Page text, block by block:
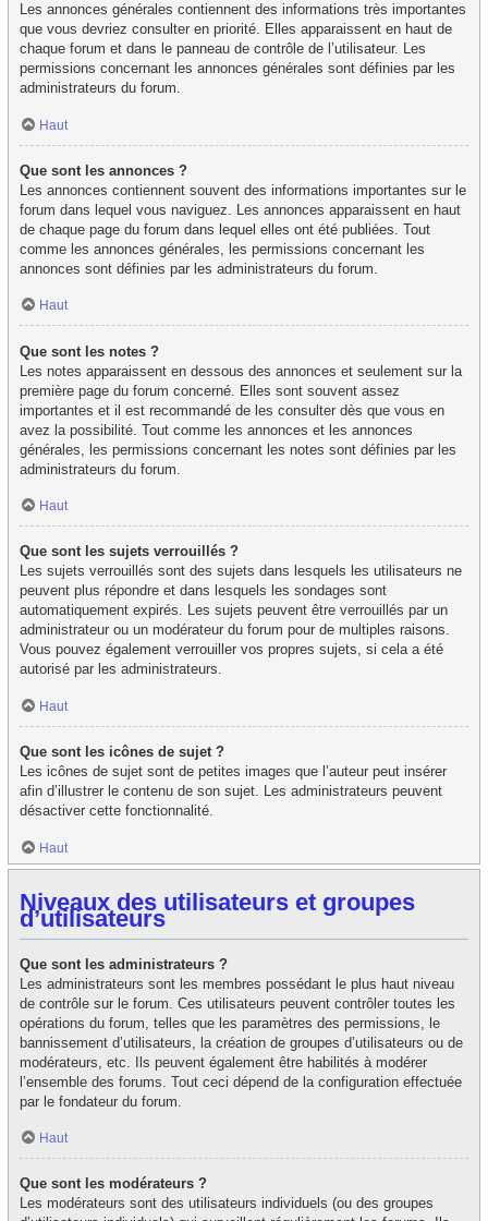
Les annonces générales contiennent des informations très importantes
que vous devriez consulter en priorité. Elles apparaissent en haut de
chaque forum et dans le panneau de contrôle de l’utilisateur. Les
permissions concernant les annonces générales sont définies par les
administrateurs du forum.
Haut
Que sont les annonces ?
Les annonces contiennent souvent des informations importantes sur le
forum dans lequel vous naviguez. Les annonces apparaissent en haut
de chaque page du forum dans lequel elles ont été publiées. Tout
comme les annonces générales, les permissions concernant les
annonces sont définies par les administrateurs du forum.
Haut
Que sont les notes ?
Les notes apparaissent en dessous des annonces et seulement sur la
première page du forum concerné. Elles sont souvent assez
importantes et il est recommandé de les consulter dès que vous en
avez la possibilité. Tout comme les annonces et les annonces
générales, les permissions concernant les notes sont définies par les
administrateurs du forum.
Haut
Que sont les sujets verrouillés ?
Les sujets verrouillés sont des sujets dans lesquels les utilisateurs ne
peuvent plus répondre et dans lesquels les sondages sont
automatiquement expirés. Les sujets peuvent être verrouillés par un
administrateur ou un modérateur du forum pour de multiples raisons.
Vous pouvez également verrouiller vos propres sujets, si cela a été
autorisé par les administrateurs.
Haut
Que sont les icônes de sujet ?
Les icônes de sujet sont de petites images que l’auteur peut insérer
afin d’illustrer le contenu de son sujet. Les administrateurs peuvent
désactiver cette fonctionnalité.
Haut
Niveaux des utilisateurs et groupes
d’utilisateurs
Que sont les administrateurs ?
Les administrateurs sont les membres possédant le plus haut niveau
de contrôle sur le forum. Ces utilisateurs peuvent contrôler toutes les
opérations du forum, telles que les paramètres des permissions, le
bannissement d’utilisateurs, la création de groupes d’utilisateurs ou de
modérateurs, etc. Ils peuvent également être habilités à modérer
l’ensemble des forums. Tout ceci dépend de la configuration effectuée
par le fondateur du forum.
Haut
Que sont les modérateurs ?
Les modérateurs sont des utilisateurs individuels (ou des groupes